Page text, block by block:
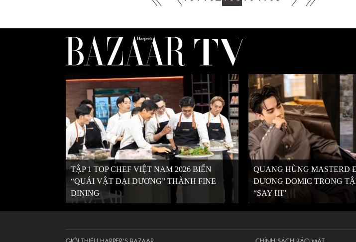
TẬP 1 TOP CHEF VIỆT NAM 2026 BIẾN
“QUÁI VẬT ĐẠI DƯƠNG” THÀNH FINE
DINING
QUANG HÙNG MASTERD
DƯƠNG DOMIC TRONG
“SAY HI”